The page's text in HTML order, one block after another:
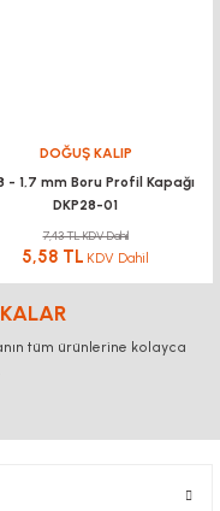
DOĞUŞ KALIP
- 1,7 mm Boru Profil Kapağı
DKP28-01
7,43 TL KDV Dahil
5,58 TL KDV Dahil
tüm ürünlerine kolayca